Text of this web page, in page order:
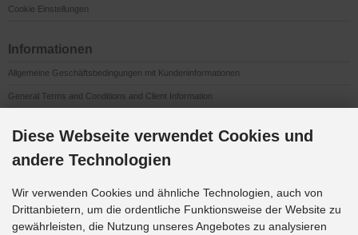
Cookie Einstellungen
Informationen
Allgemeine Geschäftsbedingungen mit Kundeninformationen
General Terms and Conditions and Client Information
Impressum
Datenschutzerklärung
Anfahrt
Downloads
Diese Webseite verwendet Cookies und
andere Technologien
Wir verwenden Cookies und ähnliche Technologien, auch von
Drittanbietern, um die ordentliche Funktionsweise der Website zu
gewährleisten, die Nutzung unseres Angebotes zu analysieren